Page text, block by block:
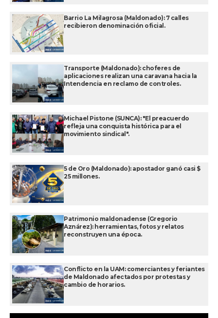
Barrio La Milagrosa (Maldonado): 7 calles
recibieron denominación oficial.
Transporte (Maldonado): choferes de
aplicaciones realizan una caravana hacia la
Intendencia en reclamo de controles.
Michael Pistone (SUNCA): "El preacuerdo
refleja una conquista histórica para el
movimiento sindical".
5 de Oro (Maldonado): apostador ganó casi $
25 millones.
Patrimonio maldonadense (Gregorio
Aznárez): herramientas, fotos y relatos
reconstruyen una época.
Conflicto en la UAM: comerciantes y feriantes
de Maldonado afectados por protestas y
cambio de horarios.